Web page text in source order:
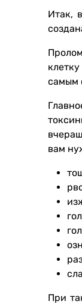
Итак,
самым
вам
При